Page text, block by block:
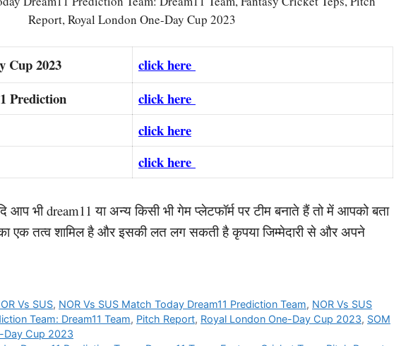
Report, Royal London One-Day Cup 2023
Cup 2023
click here
Prediction
click here
click here
click here
आप भी dream11 या अन्य किसी भी गेम प्लेटफॉर्म पर टीम बनाते हैं तो में आपको बता
एक तत्व शामिल है और इसकी लत लग सकती है कृपया जिम्मेदारी से और अपने
Vs SUS, NOR Vs SUS Match Today Dream11 Prediction Team, NOR Vs SUS
Team: Dream11 Team, Pitch Report, Royal London One-Day Cup 2023, SOM
Day Cup 2023